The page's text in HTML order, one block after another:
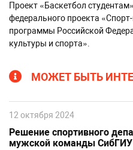
Проект «Баскетбол
федерального проекта
программы Российской
культуры и спорта».
МОЖЕТ БЫТЬ
12 октября 2024
Решение спортивного
мужской команды СибГИУ